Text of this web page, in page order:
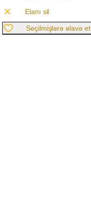
Elanı sil
Seçilmişlərə əlavə et